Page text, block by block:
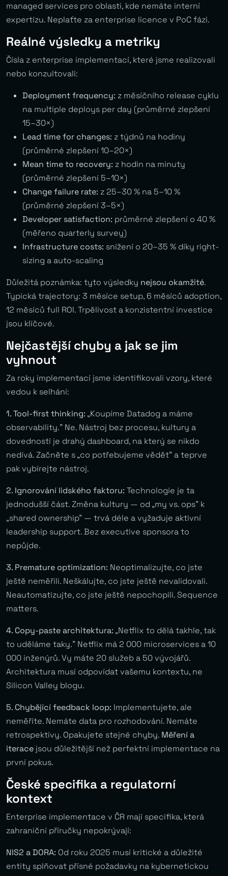
managed services pro oblasti, kde nemáte interní
expertízu. Neplaťte za enterprise licence v PoC fázi.
Reálné výsledky a metriky
Čísla z enterprise implementací, které jsme realizovali
nebo konzultovali:
Deployment frequency: z měsíčního release cyklu
na multiple deploys per day (průměrné zlepšení
15–30×)
Lead time for changes: z týdnů na hodiny
(průměrné zlepšení 10–20×)
Mean time to recovery: z hodin na minuty
(průměrné zlepšení 5–10×)
Change failure rate: z 25–30 % na 5–10 %
(průměrné zlepšení 3–5×)
Developer satisfaction: průměrné zlepšení o 40 %
(měřeno quarterly survey)
Infrastructure costs: snížení o 20–35 % díky right-
sizing a auto-scaling
Důležitá poznámka: tyto výsledky nejsou okamžité.
Typická trajectory: 3 měsíce setup, 6 měsíců adoption,
12 měsíců full ROI. Trpělivost a konzistentní investice
jsou klíčové.
Nejčastější chyby a jak se jim
vyhnout
Za roky implementací jsme identifikovali vzory, které
vedou k selhání:
1. Tool-first thinking: „Koupíme Datadog a máme
observability.” Ne. Nástroj bez procesu, kultury a
dovedností je drahý dashboard, na který se nikdo
nedívá. Začněte s „co potřebujeme vědět” a teprve
pak vybírejte nástroj.
2. Ignorování lidského faktoru: Technologie je ta
jednodušší část. Změna kultury — od „my vs. ops” k
„shared ownership” — trvá déle a vyžaduje aktivní
leadership support. Bez executive sponsora to
nepůjde.
3. Premature optimization: Neoptimalizujte, co jste
ještě neměřili. Neškálujte, co jste ještě nevalidovali.
Neautomatizujte, co jste ještě nepochopili. Sequence
matters.
4. Copy-paste architektura: „Netflix to dělá takhle, tak
to uděláme taky.” Netflix má 2 000 microservices a 10
000 inženýrů. Vy máte 20 služeb a 50 vývojářů.
Architektura musí odpovídat vašemu kontextu, ne
Silicon Valley blogu.
5. Chybějící feedback loop: Implementujete, ale
neměříte. Nemáte data pro rozhodování. Nemáte
retrospektivy. Opakujete stejné chyby. Měření a
iterace jsou důležitější než perfektní implementace na
první pokus.
České specifika a regulatorní
kontext
Enterprise implementace v ČR mají specifika, která
zahraniční příručky nepokrývají:
NIS2 a DORA: Od roku 2025 musí kritické a důležité
entity splňovat přísné požadavky na kybernetickou